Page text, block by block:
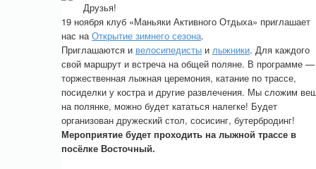
Друзья!
19 ноября клуб «Маньяки Активного Отдыха» приглашает
нас наОткрытие зимнего сезона.
Приглашаются и велосипедисты и лыжники. Для каждого
свой маршрут и встреча на общей поляне. В программе —
торжественная лыжная церемония, катание по трассе,
посиделки у костра и другие развлечения. Мы сложим
на полянке, можно будет кататься налегке! Будет
организован дружеский стол, сосисинг, бутербродинг!
Мероприятие будет проходить на лыжной трассе в
посёлке Восточный.